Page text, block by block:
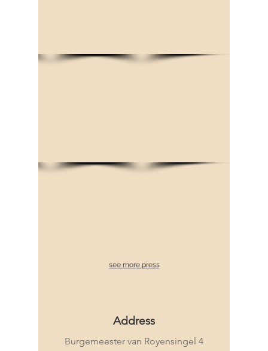
see more press
Address
Burgemeester van Royensingel 4